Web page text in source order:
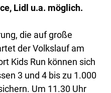
Lidl u.a. möglich.
die auf große
der Volkslauf am
Kids Run können sich
3 und 4 bis zu 1.000
Um 11.30 Uhr